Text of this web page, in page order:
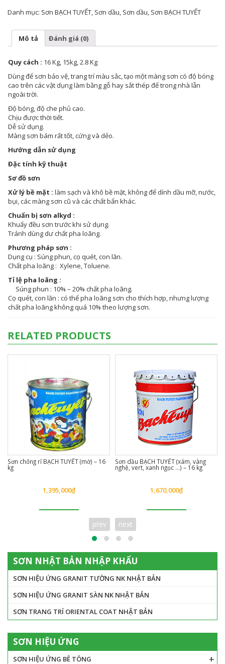
Danh mục: Sơn BẠCH TUYẾT, Sơn dầu, Sơn dầu, Sơn BẠCH TUYẾT
Mô tả Đánh giá (0)
Quy cách : 16 Kg, 15kg, 2.8 Kg
Dùng để sơn bảo vệ, trang trí màu sắc, tạo một màng sơn có độ bóng
cao trên các vật dụng làm bằng gỗ hay sắt thép để trong nhà lẫn
ngoài trời.
Độ bóng, độ che phủ cao.
Chịu được thời tiết.
Dễ sử dụng.
Màng sơn bám rất tốt, cứng và dẻo.
Hướng dẫn sử dụng
Đặc tính kỹ thuật
Sơ đồ sơn
Xử lý bề mặt : làm sạch và khô bề mặt, không để dính dầu mỡ, nước,
bụi, các màng sơn cũ và các chất bẩn khác.
Chuẩn bị sơn alkyd :
Khuấy đều sơn trước khi sử dụng.
Tránh dùng dư chất pha loãng.
Phương pháp sơn :
Dụng cụ : Súng phun, cọ quét, con lăn.
Chất pha loãng : Xylene, Toluene.
Tỉ lệ pha loãng :
Súng phun : 10% – 20% chất pha loãng.
Cọ quét, con lăn : có thể pha loãng sơn cho thích hợp, nhưng lượng
chất pha loãng không quá 10% theo lượng sơn.
RELATED PRODUCTS
Sơn chống rỉ BẠCH TUYẾT (mờ) – 16
kg
1,395,000₫
Sơn dầu BẠCH TUYẾT (xám, vàng
nghệ, vert, xanh ngọc …) – 16 kg
1,670,000₫
prev next
SƠN NHẬT BẢN NHẬP KHẨU
SƠN HIỆU ỨNG GRANIT TƯỜNG NK NHẬT BẢN
SƠN HIỆU ỨNG GRANIT SÀN NK NHẬT BẢN
SƠN TRANG TRÍ ORIENTAL COAT NHẬT BẢN
SƠN HIỆU ỨNG
SƠN HIỆU ỨNG BÊ TÔNG